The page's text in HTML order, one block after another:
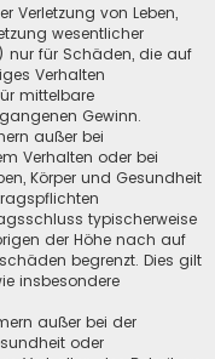
Verletzung von Leben,
wesentlicher
nur für Schäden, die auf
Verhalten
mittelbare
Gewinn.
außer bei
Verhalten oder bei
Körper und Gesundheit
typischerweise
der Höhe nach auf
begrenzt. Dies gilt
insbesondere
außer bei der
oder